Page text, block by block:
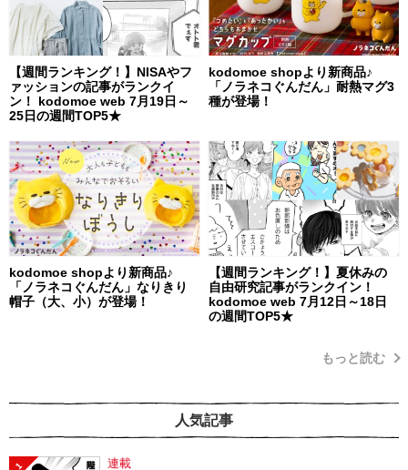
【週間ランキング！】NISAやフ
ァッションの記事がランクイ
ン！ kodomoe web 7月19日～
25日の週間TOP5★
kodomoe shopより新商品♪
「ノラネコぐんだん」耐熱マグ3
種が登場！
kodomoe shopより新商品♪
「ノラネコぐんだん」なりきり
帽子（大、小）が登場！
【週間ランキング！】夏休みの
自由研究記事がランクイン！
kodomoe web 7月12日～18日
の週間TOP5★
もっと読む
人気記事
1 連載